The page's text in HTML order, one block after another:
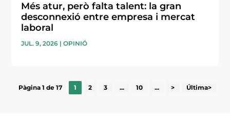
Més atur, però falta talent: la gran
desconnexió entre empresa i mercat
laboral
JUL. 9, 2026 |OPINIÓ
Pàgina 1 de 17 1 2 3 ... 10 ... > Última>